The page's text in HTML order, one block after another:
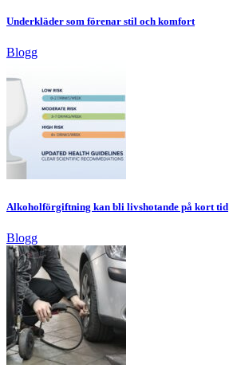
Underkläder som förenar stil och komfort
Blogg
Alkoholförgiftning kan bli livshotande på kort tid
Blogg